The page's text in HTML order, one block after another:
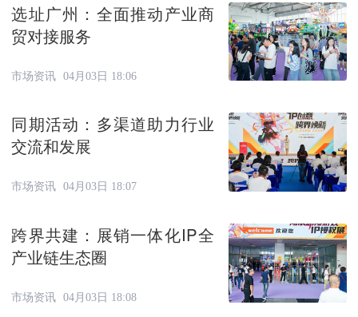
选址广州：全面推动产业商
贸对接服务
市场资讯 04月03日 18:06
同期活动：多渠道助力行业
交流和发展
市场资讯 04月03日 18:07
跨界共建：展销一体化IP全
产业链生态圈
市场资讯 04月03日 18:08